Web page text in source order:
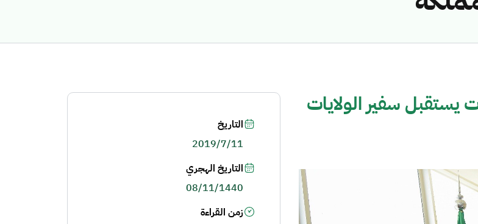
يستقبل سفير الولايات
التاريخ
2019/7/11
التاريخ الهجري
08/11/1440
زمن القراءة